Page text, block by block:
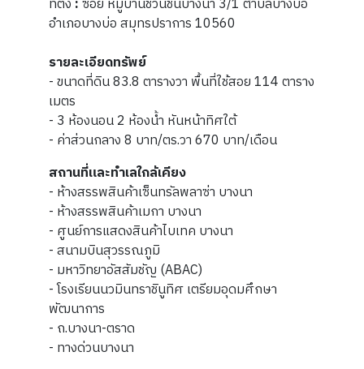
ที่ตั้ง :ซอย หมู่บ้านชวนชื่นบางนา 3/1 ตำบลบางบ่อ
อำเภอบางบ่อ สมุทรปราการ 10560
รายละเอียดทรัพย์
- ขนาดที่ดิน 83.8 ตารางวา พื้นที่ใช้สอย 114 ตาราง
เมตร
- 3 ห้องนอน 2 ห้องน้ำ หันหน้าทิศใต้
- ค่าส่วนกลาง 8 บาท/ตร.วา 670 บาท/เดือน
สถานที่และทำเลใกล้เคียง
- ห้างสรรพสินค้าเซ็นทรัลพลาซ่า บางนา
- ห้างสรรพสินค้าเมกา บางนา
- ศูนย์การแสดงสินค้าไบเทค บางนา
- สนามบินสุวรรณภูมิ
- มหาวิทยาอัสสัมชัญ (ABAC)
- โรงเรียนนวมินทราชินูทิศ เตรียมอุดมศึกษา
พัฒนาการ
- ถ.บางนา-ตราด
- ทางด่วนบางนา